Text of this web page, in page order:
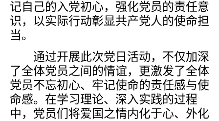
记自己的入党初心，强化党员的责任意
识，以实际行动彰显共产党人的使命担
当。
通过开展此次党日活动，不仅加深
了全体党员之间的情谊，更激发了全体
党员不忘初心、牢记使命的责任感与使
命感。在学习理论、深入实践的过程
中，党员们将爱国之情内化于心、外化